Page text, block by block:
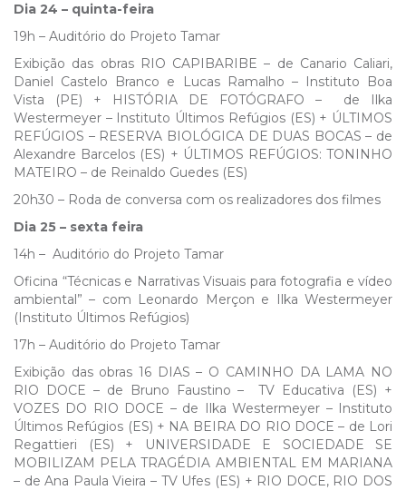
Dia 24 – quinta-feira
19h – Auditório do Projeto Tamar
Exibição das obras RIO CAPIBARIBE – de Canario Caliari,
Daniel Castelo Branco e Lucas Ramalho – Instituto Boa
Vista (PE) + HISTÓRIA DE FOTÓGRAFO – de Ilka
Westermeyer – Instituto Últimos Refúgios (ES) + ÚLTIMOS
REFÚGIOS – RESERVA BIOLÓGICA DE DUAS BOCAS – de
Alexandre Barcelos (ES) + ÚLTIMOS REFÚGIOS: TONINHO
MATEIRO – de Reinaldo Guedes (ES)
20h30 – Roda de conversa com os realizadores dos filmes
Dia 25 – sexta feira
14h – Auditório do Projeto Tamar
Oficina “Técnicas e Narrativas Visuais para fotografia e vídeo
ambiental” – com Leonardo Merçon e Ilka Westermeyer
(Instituto Últimos Refúgios)
17h – Auditório do Projeto Tamar
Exibição das obras 16 DIAS – O CAMINHO DA LAMA NO
RIO DOCE – de Bruno Faustino – TV Educativa (ES) +
VOZES DO RIO DOCE – de Ilka Westermeyer – Instituto
Últimos Refúgios (ES) + NA BEIRA DO RIO DOCE – de Lori
Regattieri (ES) + UNIVERSIDADE E SOCIEDADE SE
MOBILIZAM PELA TRAGÉDIA AMBIENTAL EM MARIANA
– de Ana Paula Vieira – TV Ufes (ES) + RIO DOCE, RIO DOS